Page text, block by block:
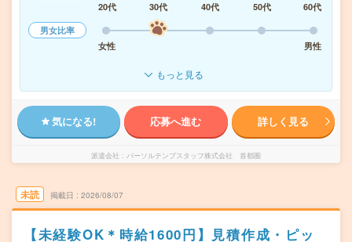
20代
30代 40代 50代
60代
男女比率
女性
男性
もっと見る
気になる! 応募へ進む 詳しく見る
派遣会社 パーソルテンプスタッフ株式会社 首都圏
未読 掲載日 2026/08/07
【未経験OK＊時給1600円】見積作成・ピッ